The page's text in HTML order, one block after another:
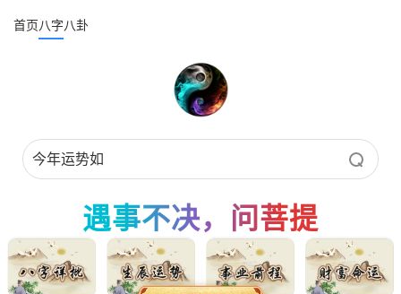
首页八字八卦
遇事不决，问菩提